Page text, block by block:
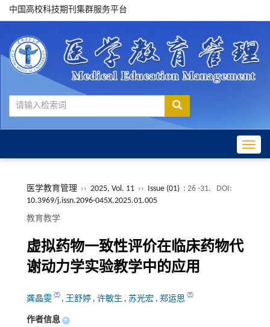
中国高校科技期刊集群服务平台
医学教育管理 ›› 2025, Vol. 11 ›› Issue (01) : 26 -31.
DOI:
10.3969/j.issn.2096-045X.2025.01.005
教育教学
虚拟药物一致性评价在临床药物代
谢动力学实验教学中的应用
龚晶雯 , 王舒婷 , 许敏生 , 苏光宏 , 郑运思
作者信息 +